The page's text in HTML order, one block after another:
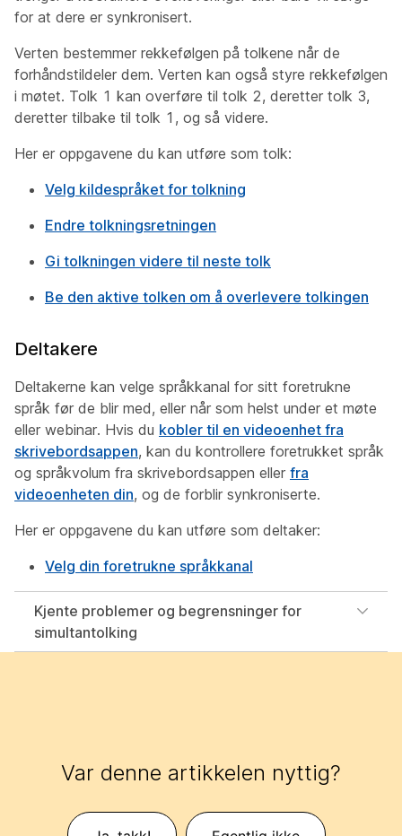
for at dere er synkronisert.
Verten bestemmer rekkefølgen på tolkene når de
forhåndstildeler dem. Verten kan også styre rekkefølgen
i møtet. Tolk 1 kan overføre til tolk 2, deretter tolk 3,
deretter tilbake til tolk 1, og så videre.
Her er oppgavene du kan utføre som tolk:
Velg kildespråket for tolkning
Endre tolkningsretningen
Gi tolkningen videre til neste tolk
Be den aktive tolken om å overlevere tolkingen
Deltakere
Deltakerne kan velge språkkanal for sitt foretrukne
språk før de blir med, eller når som helst under et møte
eller webinar. Hvis du kobler til en videoenhet fra
skrivebordsappen, kan du kontrollere foretrukket språk
og språkvolum fra skrivebordsappen eller fra
videoenheten din, og de forblir synkroniserte.
Her er oppgavene du kan utføre som deltaker:
Velg din foretrukne språkkanal
Kjente problemer og begrensninger for
simultantolking
Var denne artikkelen nyttig?